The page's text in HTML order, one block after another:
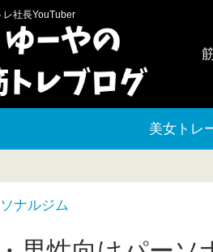
レ社長YouTuber
美女トレ
ナルジム